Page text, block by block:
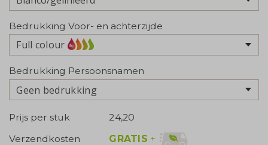
Bedrukking Voor- en achterzijde
Full colour
Bedrukking Persoonsnamen
Geen bedrukking
Prijs per stuk
24,20
Verzendkosten
GRATIS +